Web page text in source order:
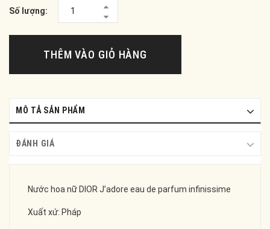
Số lượng:
THÊM VÀO GIỎ HÀNG
MÔ TẢ SẢN PHẨM
ĐÁNH GIÁ
Nước hoa nữ DIOR J’adore eau de parfum infinissime
Xuất xứ: Pháp